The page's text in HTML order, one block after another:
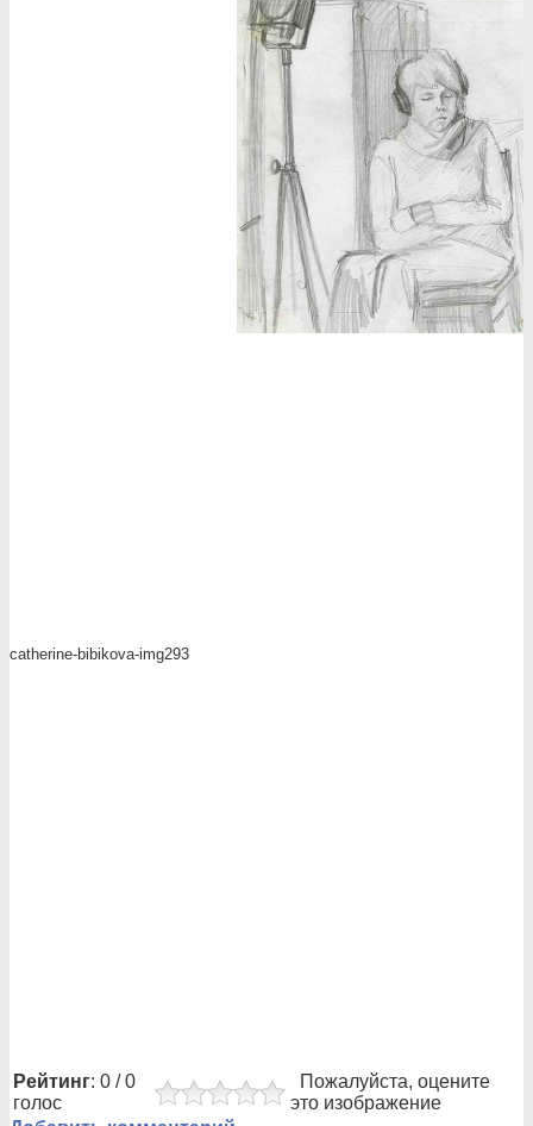
catherine-bibikova-img293
Рейтинг: 0 / 0
голос
Пожалуйста, оцените
это изображение